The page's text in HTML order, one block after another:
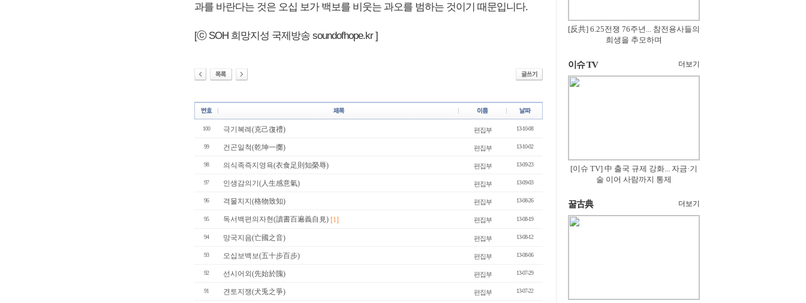
과를 바란다는 것은 오십 보가 백보를 비웃는 과오를 범하는 것이기 때문입니다.
[ⓒ SOH 희망지성 국제방송 soundofhope.kr ]
100 극기복례(克己復禮) 편집부 13-10-08
99 건곤일척(乾坤一擲) 편집부 13-10-02
98 의식족즉지영욕(衣食足則知榮辱) 편집부 13-09-23
97 인생감의기(人生感意氣) 편집부 13-09-03
96 격물치지(格物致知) 편집부 13-08-26
95 독서백편의자현(讀書百遍義自見) [1] 편집부 13-08-19
94 망국지음(亡國之音) 편집부 13-08-12
93 오십보백보(五十步百步) 편집부 13-08-06
92 선시어외(先始於隗) 편집부 13-07-29
91 견토지쟁(犬兎之爭) 편집부 13-07-22
[反共] 6.25전쟁 76주년... 참전용사들의
희생을 추모하며
이슈 TV 더보기
[이슈 TV] 中 출국 규제 강화... 자금·기
술 이어 사람까지 통제
꿀古典 더보기